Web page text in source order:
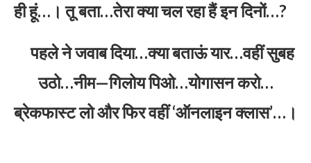
ही हूं…। तू बता…तेरा क्या चल रहा हैं इन दिनों…?
पहले ने जवाब दिया…क्या बताऊं यार…वहीं सुबह
उठो…नीम—गिलोय पिओ…योगासन करो…
ब्रेकफास्ट लो और फिर वहीं ‘ऑनलाइन क्लास’…।